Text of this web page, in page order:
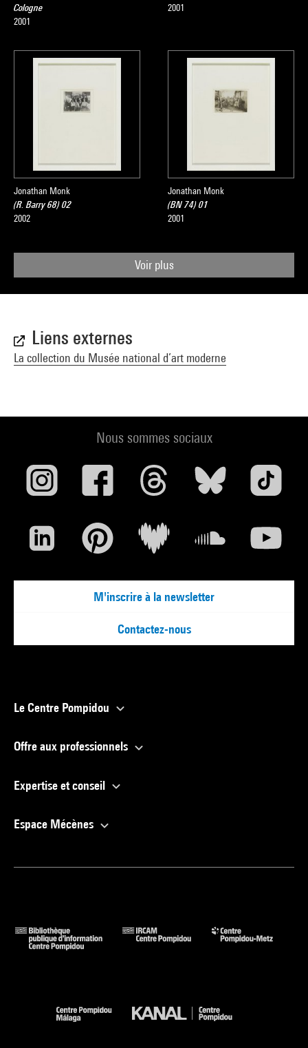
Cologne
2001
2001
Jonathan Monk
(R. Barry 68) 02
2002
Jonathan Monk
(BN 74) 01
2001
Voir plus
Liens externes
La collection du Musée national d’art moderne
Nous sommes sociaux
M'inscrire à la newsletter
Contactez-nous
Le Centre Pompidou
Offre aux professionnels
Expertise et conseil
Espace Mécènes